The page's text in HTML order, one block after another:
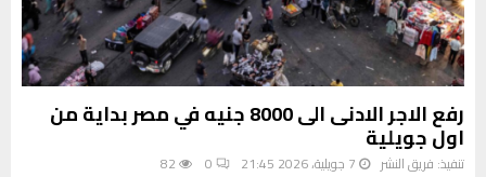
رفع الاجر الادنى الى 8000 جنيه في مصر بداية من
اول جويلية
تنفيذ: فريق النشر 7 جويلية، 2026 21:45 0
82